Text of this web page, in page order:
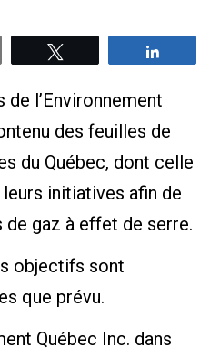
l’Environnement
des feuilles de
du Québec, dont celle
initiatives afin de
gaz à effet de serre.
objectifs sont
que prévu.
Québec Inc. dans